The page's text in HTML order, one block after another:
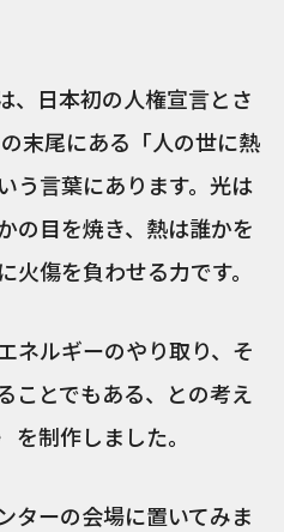
、日本初の人権宣言とさ
末尾にある「人の世に熱
う言葉にあります。光は
の目を焼き、熱は誰かを
傷を負わせる力です。
ネルギーのやり取り、そ
ことでもある、との考え
を制作しました。
ターの会場に置いてみま